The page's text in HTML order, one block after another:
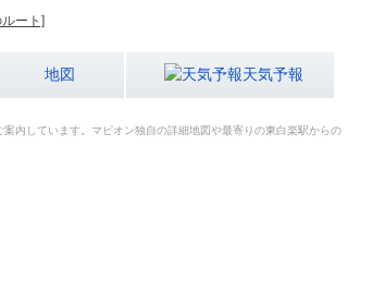
ート]
地図 天気予報
内しています。マピオン独自の詳細地図や最寄りの東白楽駅からの